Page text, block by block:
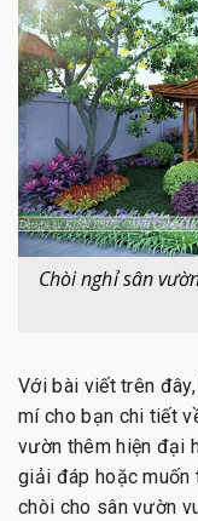
Chòi nghỉ sân
Với bài viết trên đây,
mí cho bạn chi tiết
vườn thêm hiện đại
giải đáp hoặc muốn
chòi cho sân vườn